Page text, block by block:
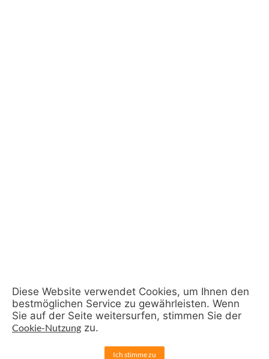
Diese Website verwendet Cookies, um Ihnen den
bestmöglichen Service zu gewährleisten. Wenn
Sie auf der Seite weitersurfen, stimmen Sie der
Cookie-Nutzung zu.
Ich stimme zu